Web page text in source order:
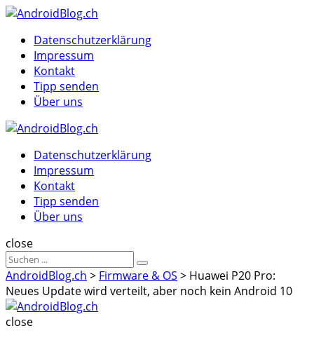
Menu
MenuDatenschutzerklärung
Impressum
Kontakt
Tipp senden
Über uns
Datenschutzerklärung
Impressum
Kontakt
Tipp senden
Über uns
Suche
close
Sucheergebnisse
für
Suche
AndroidBlog.ch > Firmware & OS > Huawei P20 Pro:
Neues Update wird verteilt, aber noch kein Android 10
close